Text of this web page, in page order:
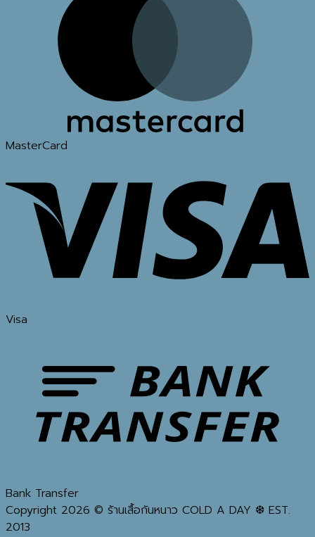
MasterCard
Visa
Bank Transfer
Copyright 2026 © ร้านเสื้อกันหนาว COLD A DAY ❆ EST.
2013